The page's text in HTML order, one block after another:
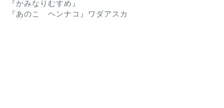
『かみなりむすめ』
『あのこ ヘンナコ』ワダアスカ